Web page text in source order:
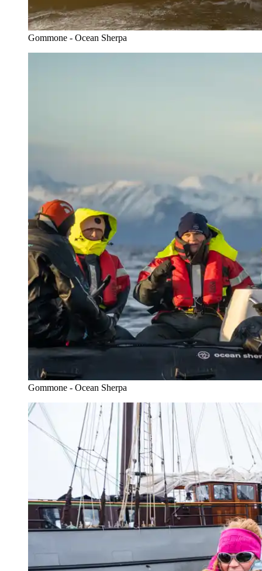
Gommone - Ocean Sherpa
Gommone - Ocean Sherpa